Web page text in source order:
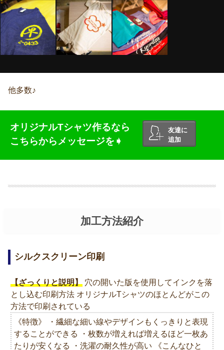
他多数♪
オリジナルTシャツ作るなら
こちらからメッセージを➧
友達に
追加
加工方法紹介
シルクスクリーン印刷
【ざっくりと説明】 穴の開いた版を使用してインクを落
とし込む印刷方法 オリジナルTシャツのほとんどがこの
方法で印刷されている
《特徴》 ・繊細な細い線やデザインもくっきりと表現
することができる ・枚数が増えれば増えるほど一枚あ
たりが安くなる ・洗濯の耐久性が高い 《こんなひと